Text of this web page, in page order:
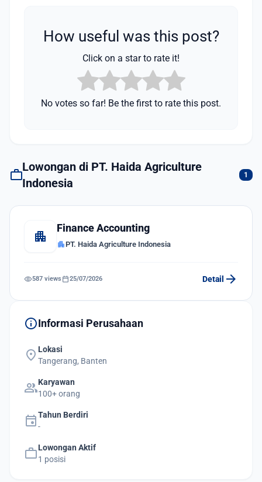
How useful was this post?
Click on a star to rate it!
No votes so far! Be the first to rate this post.
workLowongan di PT. Haida Agriculture
Indonesia
1
apartment
Finance Accounting
apartmentPT. Haida Agriculture Indonesia
visibility587 views calendar_today25/07/2026 Detail arrow_forward
infoInformasi Perusahaan
location_on Lokasi
Tangerang, Banten
groupKaryawan
100+ orang
eventTahun Berdiri
-
workLowongan Aktif
1 posisi